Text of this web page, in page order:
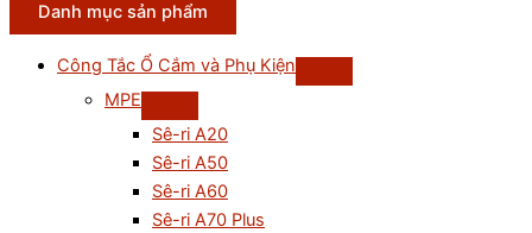
Danh mục sản phẩm
Công Tắc Ổ Cắm và Phụ Kiện
MPE
Sê-ri A20
Sê-ri A50
Sê-ri A60
Sê-ri A70 Plus